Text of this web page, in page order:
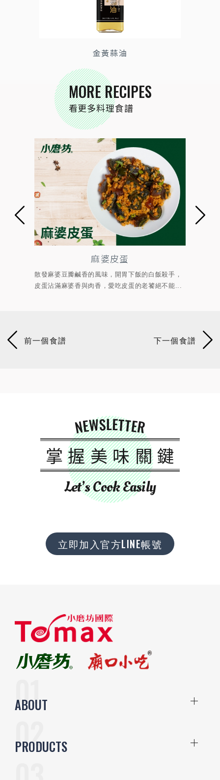
金黃蒜油
MORE RECIPES
看更多料理食譜
麻婆皮蛋
散發麻婆豆瓣鹹香的風味，開胃下飯的白飯殺手，
皮蛋沾滿麻婆香與肉香，愛吃皮蛋的老饕絕不能...
NEWSLETTER
掌握美味關鍵
Let’s Cook Easily
立即加入官方LINE帳號
ABOUT
PRODUCTS